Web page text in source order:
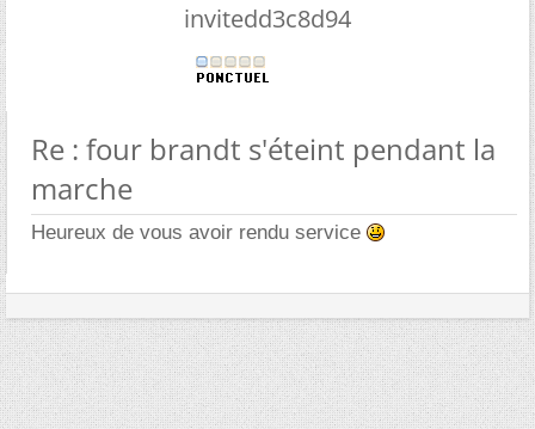
invitedd3c8d94
Re : four brandt s'éteint pendant la
marche
Heureux de vous avoir rendu service